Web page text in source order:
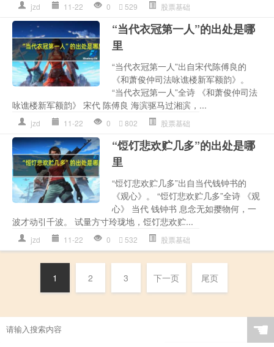
jzd 11-22 0 529 股票基础
“当代衣冠第一人”的出处是哪
里
“当代衣冠第一人”出自宋代陈傅良的
《和萧俊仲司法咏谯楼新军额韵》。
“当代衣冠第一人”全诗 《和萧俊仲司法
咏谯楼新军额韵》 宋代 陈傅良 海滨驱马过湘滨，...
jzd 11-22 0 802 股票基础
“饾饤悲欢贮几多”的出处是哪
里
“饾饤悲欢贮几多”出自当代钱钟书的
《观心》。 “饾饤悲欢贮几多”全诗 《观
心》 当代 钱钟书 息念无如撄物何，一
波才动引千波。 试量方寸玲珑地，饾饤悲欢贮...
jzd 11-22 0 532 股票基础
1 2 3 下一页 尾页
☚